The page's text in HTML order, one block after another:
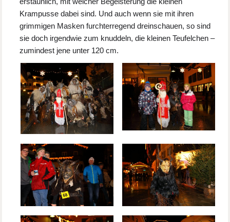
Krampusse dabei sind. Und auch wenn sie mit ihren
grimmigen Masken furchterregend dreinschauen, so sind
sie doch irgendwie zum knuddeln, die kleinen Teufelchen –
zumindest jene unter 120 cm.